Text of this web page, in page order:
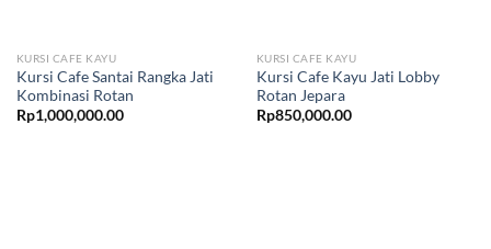
KURSI CAFE KAYU
Kursi Cafe Santai Rangka Jati
Kombinasi Rotan
Rp1,000,000.00
KURSI CAFE KAYU
Kursi Cafe Kayu Jati Lobby
Rotan Jepara
Rp850,000.00